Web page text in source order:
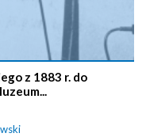
z 1883 r. do